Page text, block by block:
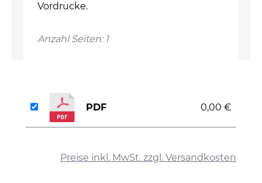
Vordrucke.
Anzahl Seiten: 1
Preise inkl. MwSt. zzgl. Versandkosten
PDF 0,00 €